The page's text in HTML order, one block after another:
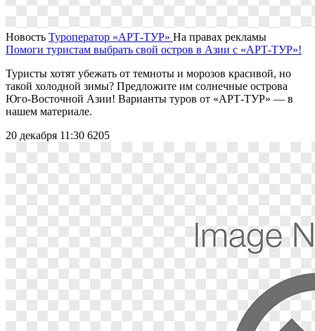
Новость Туроператор «АРТ-ТУР» На правах рекламы
Помоги туристам выбрать свой остров в Азии с «АРТ-ТУР»!
Туристы хотят убежать от темноты и морозов красивой, но
такой холодной зимы? Предложите им солнечные острова
Юго-Восточной Азии! Варианты туров от «АРТ-ТУР» — в
нашем материале.
20 декабря 11:30 6205